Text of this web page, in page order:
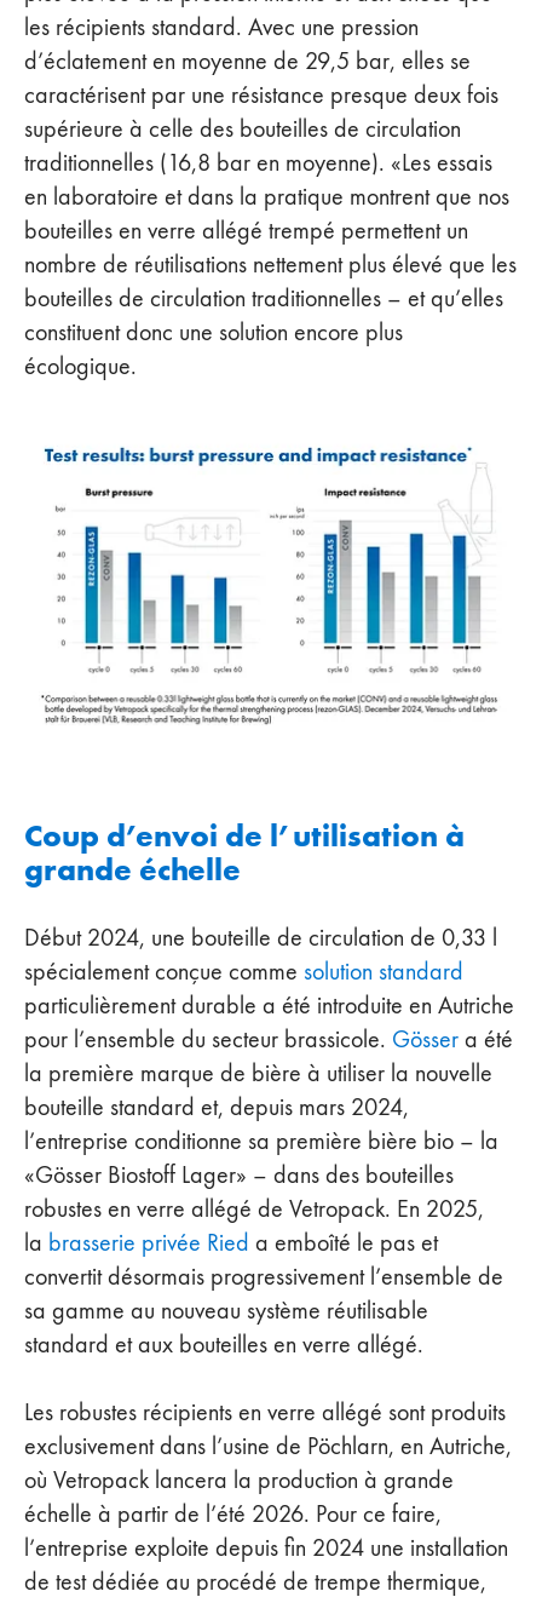
les récipients standard. Avec une pression
d’éclatement en moyenne de 29,5 bar, elles se
caractérisent par une résistance presque deux fois
supérieure à celle des bouteilles de circulation
traditionnelles (16,8 bar en moyenne). «Les essais
en laboratoire et dans la pratique montrent que nos
bouteilles en verre allégé trempé permettent un
nombre de réutilisations nettement plus élevé que les
bouteilles de circulation traditionnelles – et qu’elles
constituent donc une solution encore plus
écologique.
Coup d’envoi de l’utilisation à
grande échelle
Début 2024, une bouteille de circulation de 0,33 l
spécialement conçue comme solution standard
particulièrement durable a été introduite en Autriche
pour l’ensemble du secteur brassicole. Gösser a été
la première marque de bière à utiliser la nouvelle
bouteille standard et, depuis mars 2024,
l’entreprise conditionne sa première bière bio – la
«Gösser Biostoff Lager» – dans des bouteilles
robustes en verre allégé de Vetropack. En 2025,
la brasserie privée Ried a emboîté le pas et
convertit désormais progressivement l’ensemble de
sa gamme au nouveau système réutilisable
standard et aux bouteilles en verre allégé.
Les robustes récipients en verre allégé sont produits
exclusivement dans l’usine de Pöchlarn, en Autriche,
où Vetropack lancera la production à grande
échelle à partir de l’été 2026. Pour ce faire,
l’entreprise exploite depuis fin 2024 une installation
de test dédiée au procédé de trempe thermique,